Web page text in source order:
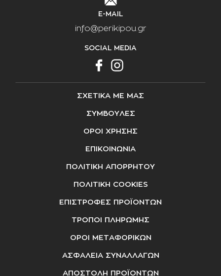
E-MAIL
info@perikipou.gr
SOCIAL MEDIA
ΣΧΕΤΙΚΑ ΜΕ ΜΑΣ
ΣΥΜΒΟΥΛΕΣ
ΟΡΟΙ ΧΡΗΣΗΣ
ΕΠΙΚΟΙΝΩΝΙΑ
ΠΟΛΙΤΙΚΗ ΑΠΟΡΡΗΤΟΥ
ΠΟΛΙΤΙΚΗ COOKIES
ΕΠΙΣΤΡΟΦΕΣ ΠΡΟΪΟΝΤΩΝ
ΤΡΟΠΟΙ ΠΛΗΡΩΜΗΣ
ΟΡΟΙ ΜΕΤΑΦΟΡΙΚΩΝ
ΑΣΦΑΛΕΙΑ ΣΥΝΑΛΛΑΓΩΝ
ΑΠΟΣΤΟΛΗ ΠΡΟΪΟΝΤΩΝ